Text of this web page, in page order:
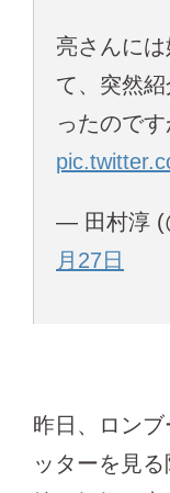
亮さんに
て、突然
ったので
— 田村淳
月27日
昨日、ロン
ッターを見